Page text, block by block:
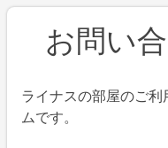
お問い
ライナスの部屋のご
ムです。